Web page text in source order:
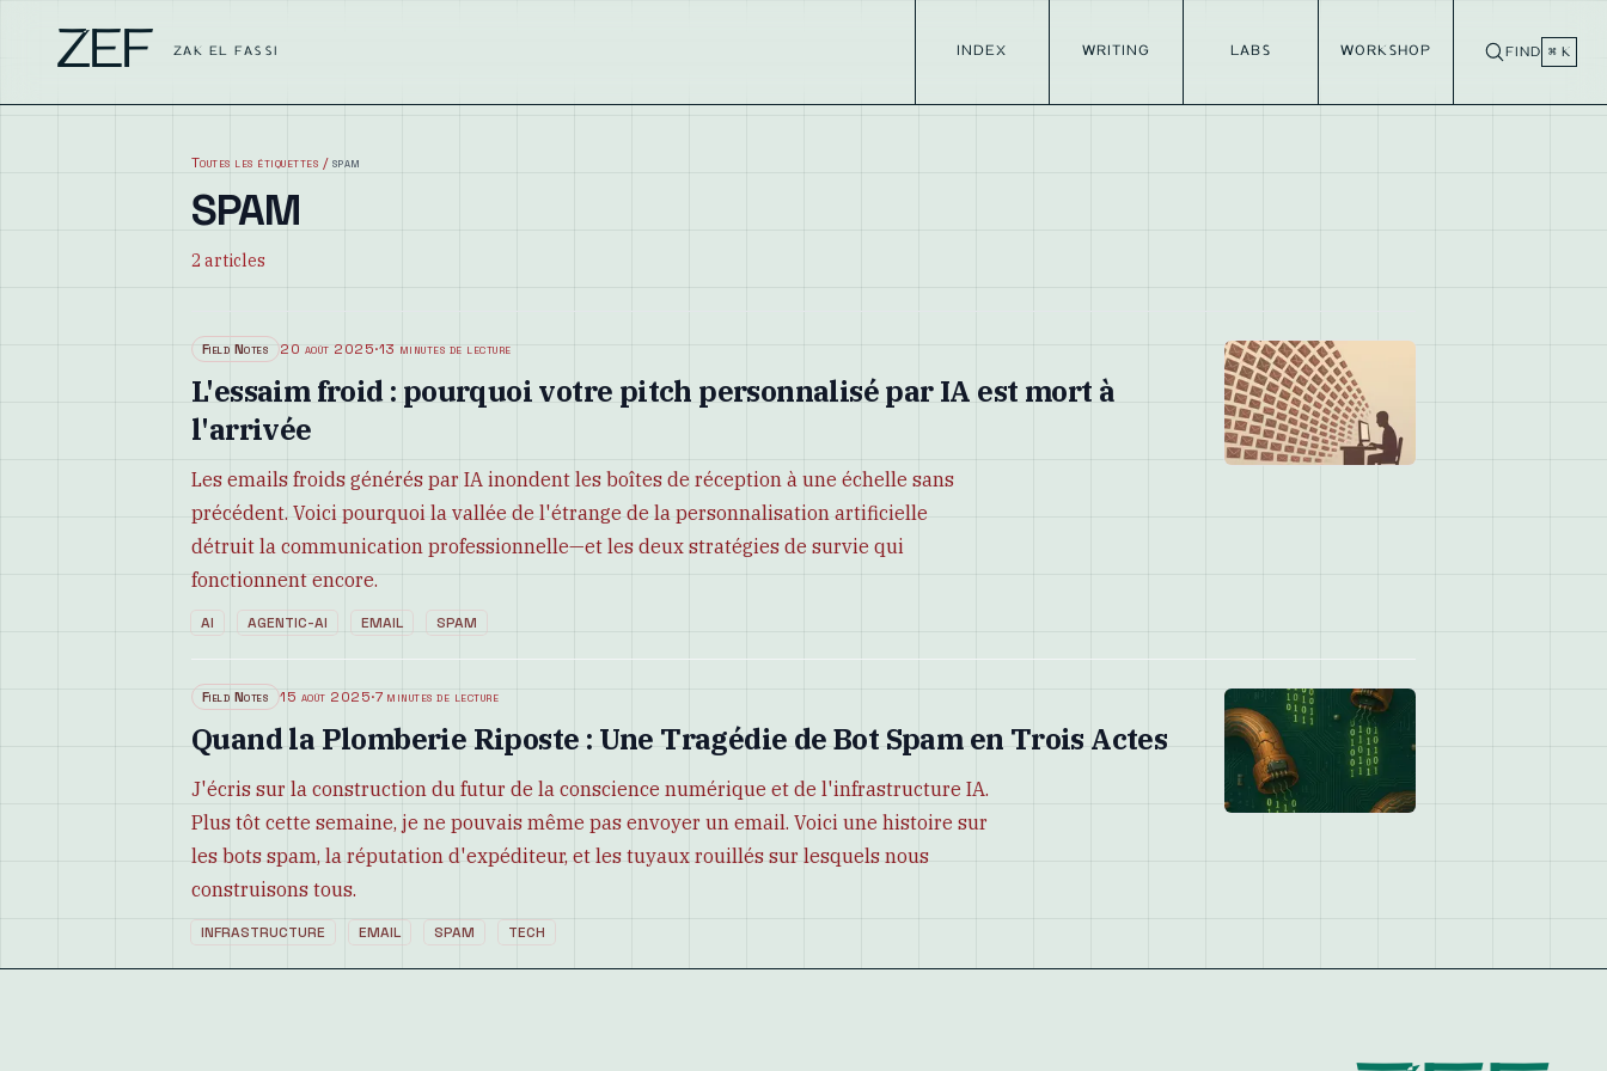
ZEF ZAK EL FASSI INDEX WRITING LABS WORKSHOP FIND ⌘ K
Toutes les étiquettes /spam
SPAM
2 articles
Field Notes 20 août 2025·13 minutes de lecture
L'essaim froid : pourquoi votre pitch personnalisé par IA est mort à
l'arrivée
Les emails froids générés par IA inondent les boîtes de réception à une échelle sans
précédent. Voici pourquoi la vallée de l'étrange de la personnalisation artificielle
détruit la communication professionnelle—et les deux stratégies de survie qui
fonctionnent encore.
AI AGENTIC-AI EMAIL SPAM
Field Notes 15 août 2025·7 minutes de lecture
Quand la Plomberie Riposte : Une Tragédie de Bot Spam en Trois Actes
J'écris sur la construction du futur de la conscience numérique et de l'infrastructure IA.
Plus tôt cette semaine, je ne pouvais même pas envoyer un email. Voici une histoire sur
les bots spam, la réputation d'expéditeur, et les tuyaux rouillés sur lesquels nous
construisons tous.
INFRASTRUCTURE EMAIL SPAM TECH